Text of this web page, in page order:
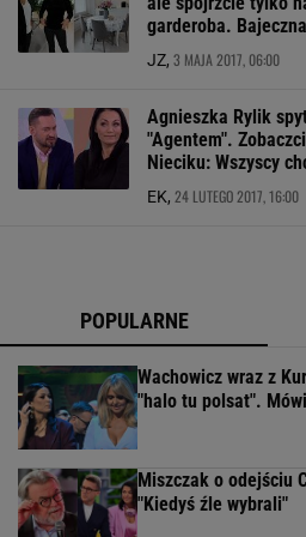
garderoba.
JZ, 3 MAJA 2017, 06:00
Agnieszka Rylik
"Agentem".
Nieciku: Wszyscy
EK, 24 LUTEGO 2017, 16:00
POPULARNE
Wachowicz wraz z
"halo tu polsat".
Miszczak o odejściu
"Kiedyś źle wybrali"